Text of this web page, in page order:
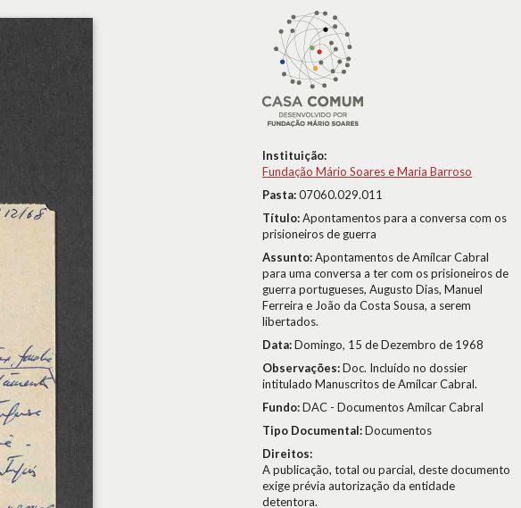
Instituição:
Fundação Mário Soares e Maria Barroso
Pasta:07060.029.011
Título:Apontamentos para a conversa com os
prisioneiros de guerra
Assunto:Apontamentos de Amílcar Cabral
para uma conversa a ter com os prisioneiros de
guerra portugueses, Augusto Dias, Manuel
Ferreira e João da Costa Sousa, a serem
libertados.
Data:Domingo, 15 de Dezembro de 1968
Observações:Doc. Incluído no dossier
intitulado Manuscritos de Amílcar Cabral.
Fundo:DAC - Documentos Amílcar Cabral
Tipo Documental:Documentos
Direitos:
A publicação, total ou parcial, deste documento
exige prévia autorização da entidade
detentora.